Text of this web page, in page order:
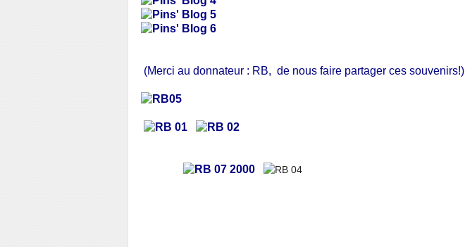
(Merci au donnateur : RB, de nous faire partager ces souvenirs!)